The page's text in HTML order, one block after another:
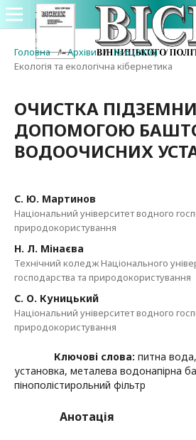
Головна / Архіви / № 6 (2016) /
Екологія та екологічна кібернетика
ОЧИСТКА
ДОПОМОГОЮ
ВОДООЧИСНИХ
С. Ю. Мартинов
Національний університет водного
природокористування
Н. Л. Мінаєва
Технічний коледж Національного
господарства та природокористування
С. О. Куницький
Національний університет водного
природокористування
Ключові слова: питна
установка, металева водонапірна
пінополістирольний фільтр
Анотація